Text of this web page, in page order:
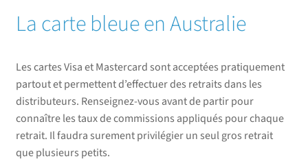
La carte bleue en Australie
Les cartes Visa et Mastercard sont acceptées pratiquement
partout et permettent d’effectuer des retraits dans les
distributeurs. Renseignez-vous avant de partir pour
connaître les taux de commissions appliqués pour chaque
retrait. Il faudra surement privilégier un seul gros retrait
que plusieurs petits.